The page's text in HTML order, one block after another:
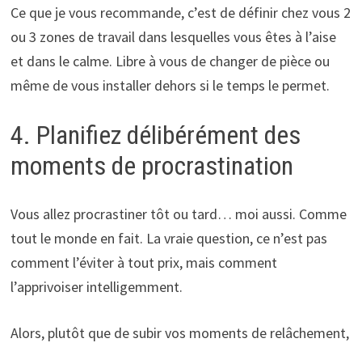
Ce que je vous recommande, c’est de définir chez vous 2
ou 3 zones de travail dans lesquelles vous êtes à l’aise
et dans le calme. Libre à vous de changer de pièce ou
même de vous installer dehors si le temps le permet.
4. Planifiez délibérément des
moments de procrastination
Vous allez procrastiner tôt ou tard… moi aussi. Comme
tout le monde en fait. La vraie question, ce n’est pas
comment l’éviter à tout prix, mais comment
l’apprivoiser intelligemment.
Alors, plutôt que de subir vos moments de relâchement,